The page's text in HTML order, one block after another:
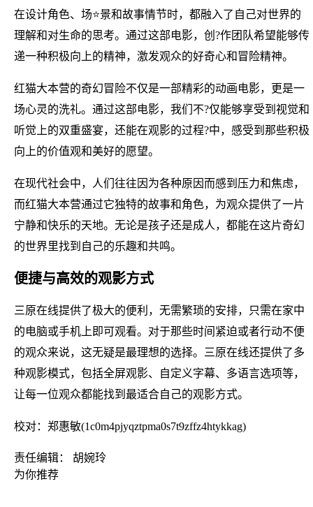
在设计角色、场⭐景和故事情节时，都融入了自己对世界的
理解和对生命的思考。通过这部电影，创?作团队希望能够传
递一种积极向上的精神，激发观众的好奇心和冒险精神。
红猫大本营的奇幻冒险不仅是一部精彩的动画电影，更是一
场心灵的洗礼。通过这部电影，我们不?仅能够享受到视觉和
听觉上的双重盛宴，还能在观影的过程?中，感受到那些积极
向上的价值观和美好的愿望。
在现代社会中，人们往往因为各种原因而感到压力和焦虑，
而红猫大本营通过它独特的故事和角色，为观众提供了一片
宁静和快乐的天地。无论是孩子还是成人，都能在这片奇幻
的世界里找到自己的乐趣和共鸣。
便捷与高效的观影方式
三原在线提供了极大的便利，无需繁琐的安排，只需在家中
的电脑或手机上即可观看。对于那些时间紧迫或者行动不便
的观众来说，这无疑是最理想的选择。三原在线还提供了多
种观影模式，包括全屏观影、自定义字幕、多语言选项等，
让每一位观众都能找到最适合自己的观影方式。
校对：郑惠敏(1c0m4pjyqztpma0s7t9zffz4htykkag)
责任编辑： 胡婉玲
为你推荐